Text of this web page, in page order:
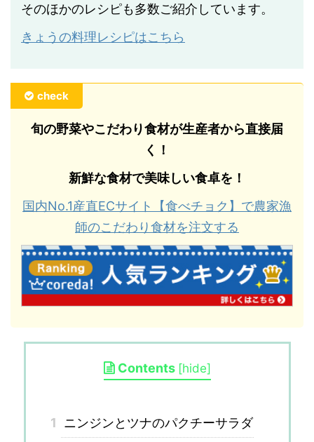
そのほかのレシピも多数ご紹介しています。
きょうの料理レシピはこちら
check
旬の野菜やこだわり食材が生産者から直接届
く！
新鮮な食材で美味しい食卓を！
国内No.1産直ECサイト【食べチョク】で農家漁
師のこだわり食材を注文する
Contents [hide]
1
ニンジンとツナのパクチーサラダ